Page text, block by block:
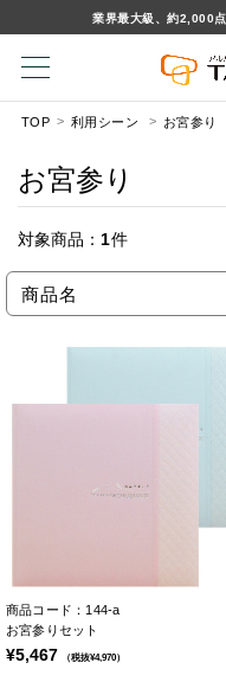
業界最大級、約2,000
TOP 利用シーン お宮参り
お宮参り
対象商品： 1件
商品名
商品コード：144-a
お宮参りセット
¥5,467 （税抜¥4,970）